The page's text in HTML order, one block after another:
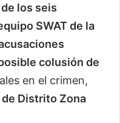
los seis
SWAT de la
colusión de
en el crimen,
Distrito Zona